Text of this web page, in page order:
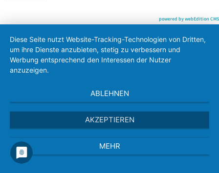
powered by webEdition CMS
Diese Seite nutzt Website-Tracking-Technologien von Dritten,
um ihre Dienste anzubieten, stetig zu verbessern und
Werbung entsprechend den Interessen der Nutzer
anzuzeigen.
ABLEHNEN
AKZEPTIEREN
MEHR